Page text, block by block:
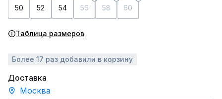
50 52 54 56 58 60
Таблица размеров
Более 17 раз добавили в корзину
Доставка
Москва